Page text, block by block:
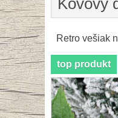
Kovový
Retro vešiak
top produkt